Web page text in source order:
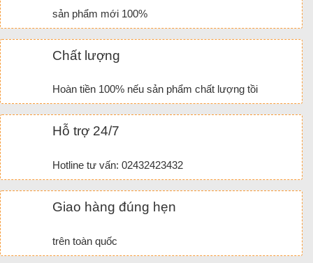
sản phẩm mới 100%
Chất lượng
Hoàn tiền 100% nếu sản phẩm chất lượng tồi
Hỗ trợ 24/7
Hotline tư vấn: 02432423432
Giao hàng đúng hẹn
trên toàn quốc